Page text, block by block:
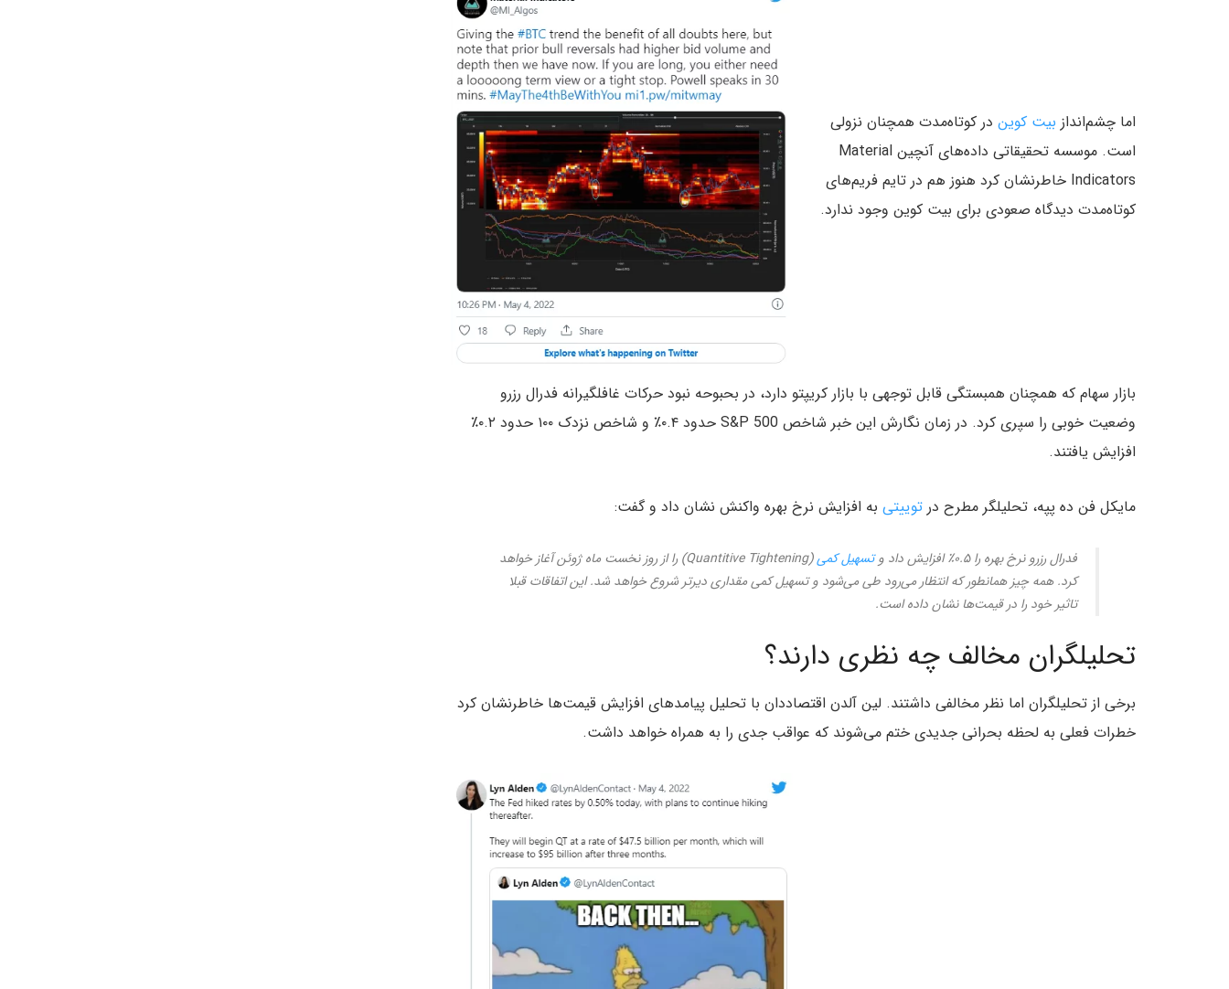
اما چشم‌انداز بیت کوین در کوتاه‌مدت همچنان نزولی
است. موسسه تحقیقاتی داده‌های آنچین Material
Indicators خاطرنشان کرد هنوز هم در تایم فریم‌های
کوتاه‌مدت دیدگاه صعودی برای بیت کوین وجود ندارد.
بازار سهام که همچنان همبستگی قابل توجهی با بازار کریپتو دارد، در بحبوحه نبود حرکات غافلگیرانه فدرال رزرو
وضعیت خوبی را سپری کرد. در زمان نگارش این خبر شاخص S&P 500 حدود ۰.۴٪ و شاخص نزدک ۱۰۰ حدود ۰.۲٪
افزایش یافتند.
مایکل فن ده پپه، تحلیلگر مطرح در توییتی به افزایش نرخ بهره واکنش نشان داد و گفت:
فدرال رزرو نرخ بهره را ۰.۵٪ افزایش داد و تسهیل کمی
(Quantitive Tightening) را از روز نخست ماه ژوئن آغاز خواهد
کرد. همه چیز همانطور که انتظار می‌رود طی می‌شود و تسهیل کمی مقداری دیرتر شروع خواهد شد. این اتفاقات قبلا
تاثیر خود را در قیمت‌ها نشان داده است.
تحلیلگران مخالف چه نظری دارند؟
برخی از تحلیلگران اما نظر مخالفی داشتند. لین آلدن اقتصاددان با تحلیل پیامد‌های افزایش قیمت‌ها خاطرنشان کرد
خطرات فعلی به لحظه بحرانی جدیدی ختم می‌شوند که عواقب جدی را به همراه خواهد داشت.